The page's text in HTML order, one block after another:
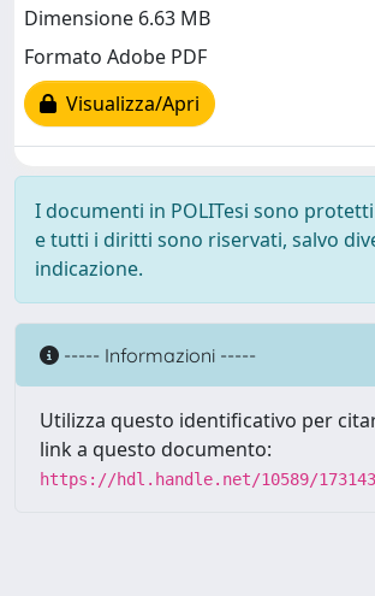
Dimensione 6.63 MB
Formato Adobe PDF
Visualizza/Apri
I documenti in POLITesi sono
e tutti i diritti sono riservati, salvo
indicazione.
----- Informazioni -----
Utilizza questo identificativo per
link a questo documento:
https://hdl.handle.net/10589/173143